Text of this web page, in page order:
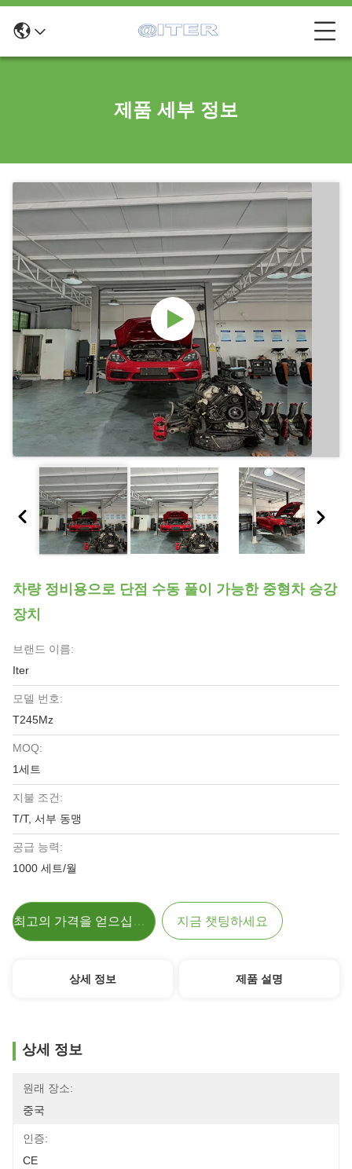
제품 세부 정보
차량 정비용으로 단점 수동 풀이 가능한 중형차 승강
장치
브랜드 이름:
Iter
모델 번호:
T245Mz
MOQ:
1세트
지불 조건:
T/T, 서부 동맹
공급 능력:
1000 세트/월
최고의 가격을 얻으십시오 지금 챗팅하세요
상세 정보 제품 설명
상세 정보
원래 장소:
중국
인증:
CE